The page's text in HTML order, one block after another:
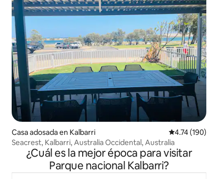
Casa adosada en Kalbarri Calificación
4.74 (190)
Seacrest, Kalbarri, Australia Occidental, Australia
¿Cuál es la mejor época para visitar
Parque nacional Kalbarri?